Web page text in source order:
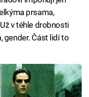
prsama,
v téhle drobnosti
gender. Část lidí to